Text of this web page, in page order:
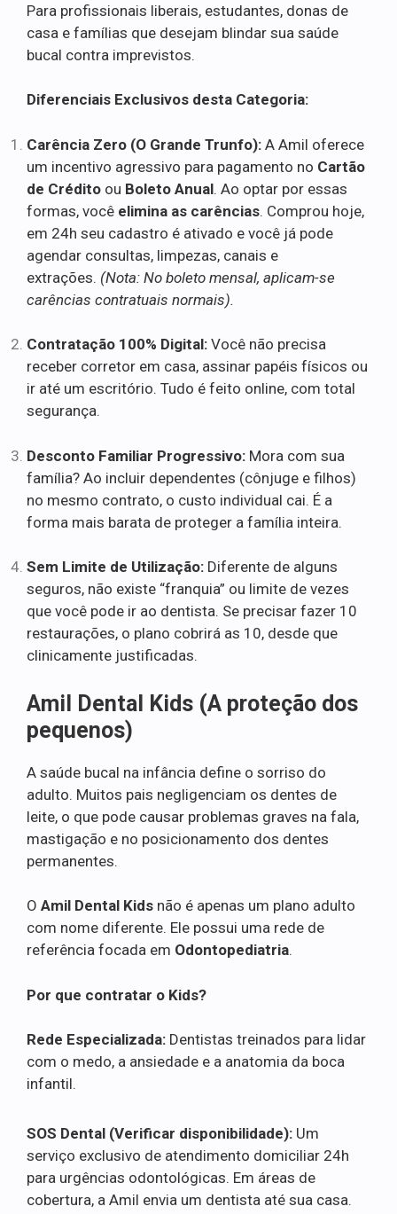
Para profissionais liberais, estudantes, donas de
casa e famílias que desejam blindar sua saúde
bucal contra imprevistos.
Diferenciais Exclusivos desta Categoria:
Carência Zero (O Grande Trunfo): A Amil oferece
um incentivo agressivo para pagamento no Cartão
de Crédito ou Boleto Anual. Ao optar por essas
formas, você elimina as carências. Comprou hoje,
em 24h seu cadastro é ativado e você já pode
agendar consultas, limpezas, canais e
extrações. (Nota: No boleto mensal, aplicam-se
carências contratuais normais).
Contratação 100% Digital: Você não precisa
receber corretor em casa, assinar papéis físicos ou
ir até um escritório. Tudo é feito online, com total
segurança.
Desconto Familiar Progressivo: Mora com sua
família? Ao incluir dependentes (cônjuge e filhos)
no mesmo contrato, o custo individual cai. É a
forma mais barata de proteger a família inteira.
Sem Limite de Utilização: Diferente de alguns
seguros, não existe “franquia” ou limite de vezes
que você pode ir ao dentista. Se precisar fazer 10
restaurações, o plano cobrirá as 10, desde que
clinicamente justificadas.
Amil Dental Kids (A proteção dos
pequenos)
A saúde bucal na infância define o sorriso do
adulto. Muitos pais negligenciam os dentes de
leite, o que pode causar problemas graves na fala,
mastigação e no posicionamento dos dentes
permanentes.
O Amil Dental Kids não é apenas um plano adulto
com nome diferente. Ele possui uma rede de
referência focada em Odontopediatria.
Por que contratar o Kids?
Rede Especializada: Dentistas treinados para lidar
com o medo, a ansiedade e a anatomia da boca
infantil.
SOS Dental (Verificar disponibilidade): Um
serviço exclusivo de atendimento domiciliar 24h
para urgências odontológicas. Em áreas de
cobertura, a Amil envia um dentista até sua casa.